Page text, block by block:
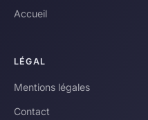
Accueil
LÉGAL
Mentions légales
Contact